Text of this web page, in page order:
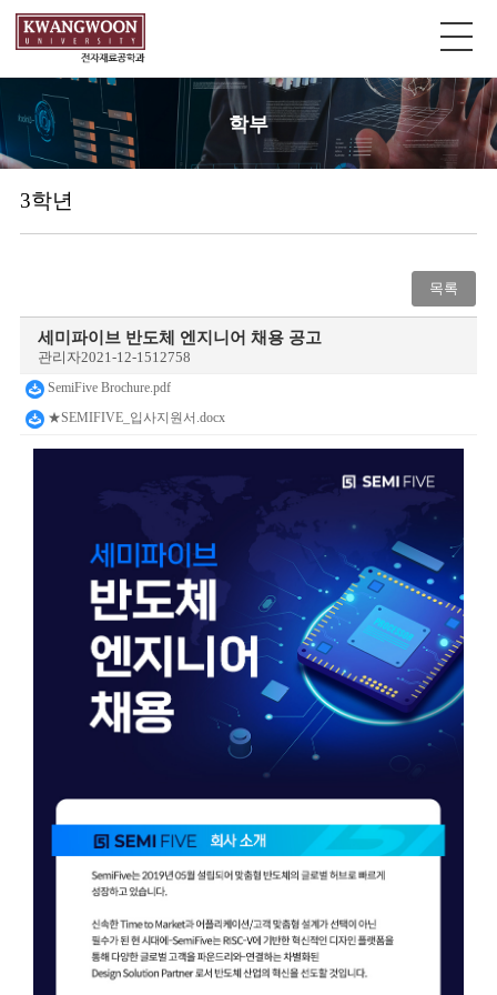
학부
3학년
목록
세미파이브 반도체 엔지니어 채용 공고
관리자2021-12-1512758
SemiFive Brochure.pdf
★SEMIFIVE_입사지원서.docx